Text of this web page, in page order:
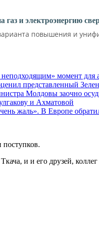
и электроэнергию
повышения и
неподходящим» момент
представленный
Молдовы заочно
и Ахматовой
жаль». В Европе
и и его друзей,